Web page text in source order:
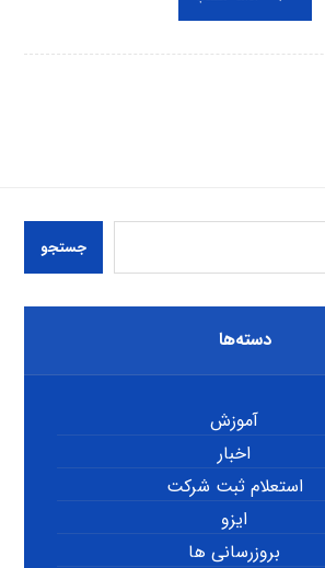
جستجو
دسته‌ها
آموزش
اخبار
استعلام ثبت شرکت
ایزو
بروزرسانی ها